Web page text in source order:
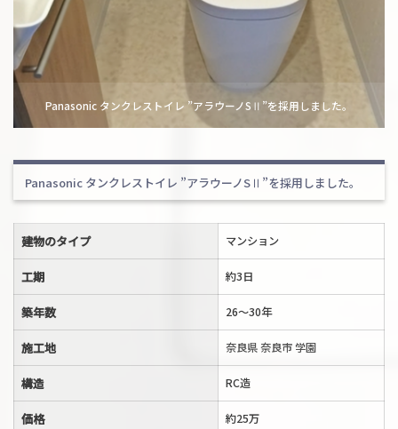
Panasonic タンクレストイレ ”アラウーノSⅡ”を採用しました。
Panasonic タンクレストイレ ”アラウーノSⅡ”を採用しました。
建物のタイプ マンション
工期 約3日
築年数 26〜30年
施工地 奈良県 奈良市 学園
構造 RC造
価格 約25万